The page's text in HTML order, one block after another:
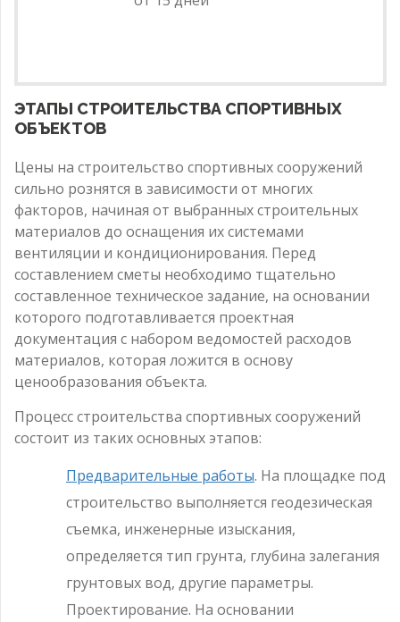
ЭТАПЫ СТРОИТЕЛЬСТВА СПОРТИВНЫХ
ОБЪЕКТОВ
Цены на строительство спортивных сооружений
сильно рознятся в зависимости от многих
факторов, начиная от выбранных строительных
материалов до оснащения их системами
вентиляции и кондиционирования. Перед
составлением сметы необходимо тщательно
составленное техническое задание, на основании
которого подготавливается проектная
документация с набором ведомостей расходов
материалов, которая ложится в основу
ценообразования объекта.
Процесс строительства спортивных сооружений
состоит из таких основных этапов:
Предварительные работы. На площадке под
строительство выполняется геодезическая
съемка, инженерные изыскания,
определяется тип грунта, глубина залегания
грунтовых вод, другие параметры.
Проектирование. На основании